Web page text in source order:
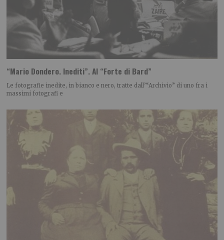
“Mario Dondero. Inediti”. Al “Forte di Bard”
Le fotografie inedite, in bianco e nero, tratte dall’“Archivio” di uno fra i
massimi fotografi e